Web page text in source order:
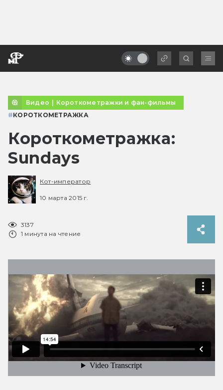
Видео | Короткометражки и фан-фильмы
#КОРОТКОМЕТРАЖКА
Короткометражка:
Sundays
Кот-император
10 марта 2015 г.
3137
1 минута на чтение